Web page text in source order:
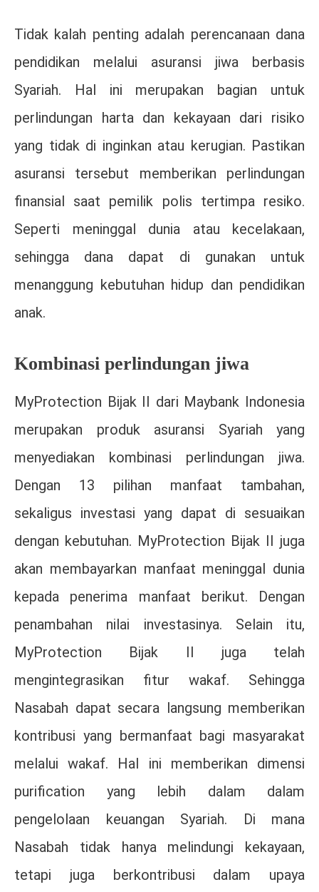
Tidak kalah penting adalah perencanaan dana
pendidikan melalui asuransi jiwa berbasis
Syariah. Hal ini merupakan bagian untuk
perlindungan harta dan kekayaan dari risiko
yang tidak di inginkan atau kerugian. Pastikan
asuransi tersebut memberikan perlindungan
finansial saat pemilik polis tertimpa resiko.
Seperti meninggal dunia atau kecelakaan,
sehingga dana dapat di gunakan untuk
menanggung kebutuhan hidup dan pendidikan
anak.
Kombinasi perlindungan jiwa
MyProtection Bijak II dari Maybank Indonesia
merupakan produk asuransi Syariah yang
menyediakan kombinasi perlindungan jiwa.
Dengan 13 pilihan manfaat tambahan,
sekaligus investasi yang dapat di sesuaikan
dengan kebutuhan. MyProtection Bijak II juga
akan membayarkan manfaat meninggal dunia
kepada penerima manfaat berikut. Dengan
penambahan nilai investasinya. Selain itu,
MyProtection Bijak II juga telah
mengintegrasikan fitur wakaf. Sehingga
Nasabah dapat secara langsung memberikan
kontribusi yang bermanfaat bagi masyarakat
melalui wakaf. Hal ini memberikan dimensi
purification yang lebih dalam dalam
pengelolaan keuangan Syariah. Di mana
Nasabah tidak hanya melindungi kekayaan,
tetapi juga berkontribusi dalam upaya